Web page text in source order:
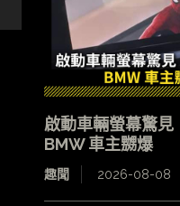
啟動車輛螢幕驚見
BMW 車主嬲爆
趣聞 2026-08-08